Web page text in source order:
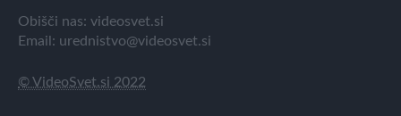
Obišči nas: videosvet.si
Email: urednistvo@videosvet.si
© VideoSvet.si 2022